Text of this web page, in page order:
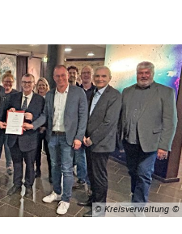
© Kreisverwaltung